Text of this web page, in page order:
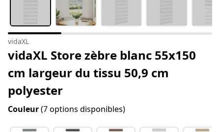
vidaXL
vidaXL Store zèbre blanc 55x150
cm largeur du tissu 50,9 cm
polyester
Couleur(7 options disponibles)